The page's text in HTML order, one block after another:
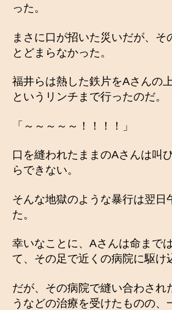
った。
まさに口が招いた災いだが、そ
とどまらなかった。
福井らは熱した鉄片をAさんの
というリンチまで行ったのだ。
「～～～～～！！！！」
口を縫われたままのAさんは叫
らできない。
そんな地獄のような暴行は翌日
た。
幸いなことに、Aさんは命まで
て、その足で近くの病院に駆け
だが、その病院で縫い合わされ
うなどの治療を受けたものの、